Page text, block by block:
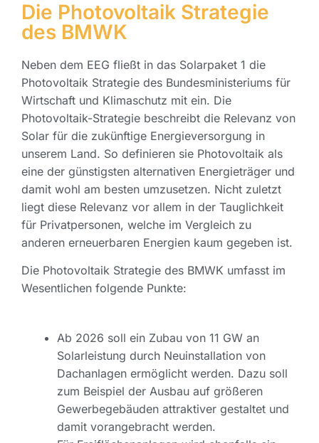
Die Photovoltaik Strategie
des BMWK
Neben dem EEG fließt in das Solarpaket 1 die
Photovoltaik Strategie des Bundesministeriums für
Wirtschaft und Klimaschutz mit ein. Die
Photovoltaik-Strategie beschreibt die Relevanz von
Solar für die zukünftige Energieversorgung in
unserem Land. So definieren sie Photovoltaik als
eine der günstigsten alternativen Energieträger und
damit wohl am besten umzusetzen. Nicht zuletzt
liegt diese Relevanz vor allem in der Tauglichkeit
für Privatpersonen, welche im Vergleich zu
anderen erneuerbaren Energien kaum gegeben ist.
Die Photovoltaik Strategie des BMWK umfasst im
Wesentlichen folgende Punkte:
Ab 2026 soll ein Zubau von 11 GW an
Solarleistung durch Neuinstallation von
Dachanlagen ermöglicht werden. Dazu soll
zum Beispiel der Ausbau auf größeren
Gewerbegebäuden attraktiver gestaltet und
damit vorangebracht werden.